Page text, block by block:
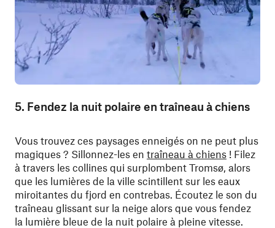
5. Fendez la nuit polaire en traîneau à chiens
Vous trouvez ces paysages enneigés on ne peut plus
magiques ? Sillonnez-les en traîneau à chiens ! Filez
à travers les collines qui surplombent Tromsø, alors
que les lumières de la ville scintillent sur les eaux
miroitantes du fjord en contrebas. Écoutez le son du
traîneau glissant sur la neige alors que vous fendez
la lumière bleue de la nuit polaire à pleine vitesse.